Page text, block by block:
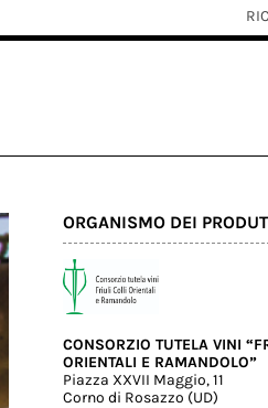
ORGANISMO DEI
CONSORZIO TUTELA VINI
ORIENTALI E RAMANDOLO”
Piazza XXVII Maggio, 11
Corno di Rosazzo (UD)